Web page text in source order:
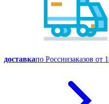
доставкапо Россиизаказов от